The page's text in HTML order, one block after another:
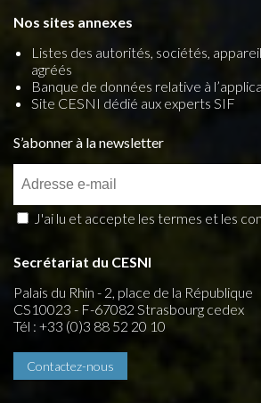
Nos sites annexes
Listes des autorités, sociétés,
agréés
Banque de données relative à
Site CESNI dédié aux experts SIF
S’abonner à la newsletter
J'ai lu et accepte les termes et les
Secrétariat du CESNI
Palais du Rhin - 2, place de la République
CS10023 - F-67082 Strasbourg cedex
Tél : +33 (0)3 88 52 20 10
Contactez-nous